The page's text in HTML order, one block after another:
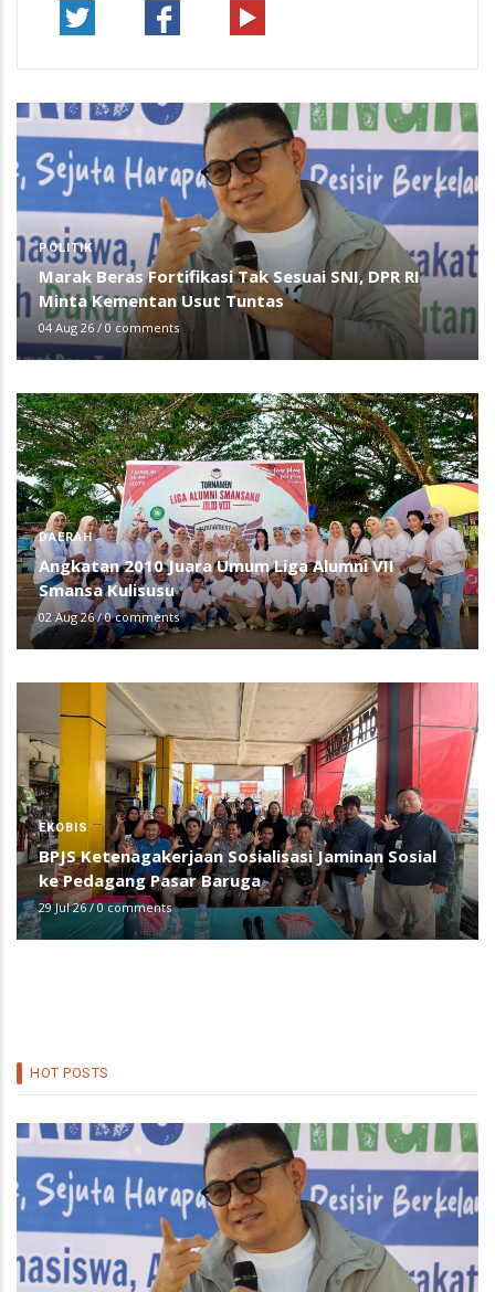
POLITIK
Marak Beras Fortifikasi Tak Sesuai SNI, DPR RI
Minta Kementan Usut Tuntas
04 Aug 26 / 0 comments
DAERAH
Angkatan 2010 Juara Umum Liga Alumni VII
Smansa Kulisusu
02 Aug 26/0 comments
EKOBIS
BPJS Ketenagakerjaan Sosialisasi Jaminan Sosial
ke Pedagang Pasar Baruga
29 Jul 26/0 comments
HOT POSTS